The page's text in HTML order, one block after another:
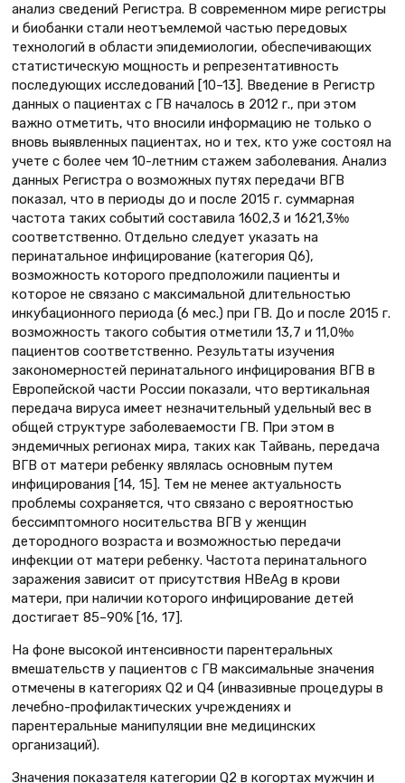
анализ сведений Регистра. В современном мире регистры
и биобанки стали неотъемлемой частью передовых
технологий в области эпидемиологии, обеспечивающих
статистическую мощность и репрезентативность
последующих исследований [10–13]. Введение в Регистр
данных о пациентах с ГВ началось в 2012 г., при этом
важно отметить, что вносили информацию не только о
вновь выявленных пациентах, но и тех, кто уже состоял на
учете с более чем 10-летним стажем заболевания. Анализ
данных Регистра о возможных путях передачи ВГВ
показал, что в периоды до и после 2015 г. суммарная
частота таких событий составила 1602,3 и 1621,3‰
соответственно. Отдельно следует указать на
перинатальное инфицирование (категория Q6),
возможность которого предположили пациенты и
которое не связано с максимальной длительностью
инкубационного периода (6 мес.) при ГВ. До и после 2015 г.
возможность такого события отметили 13,7 и 11,0‰
пациентов соответственно. Результаты изучения
закономерностей перинатального инфицирования ВГВ в
Европейской части России показали, что вертикальная
передача вируса имеет незначительный удельный вес в
общей структуре заболеваемости ГВ. При этом в
эндемичных регионах мира, таких как Тайвань, передача
ВГВ от матери ребенку являлась основным путем
инфицирования [14, 15]. Тем не менее актуальность
проблемы сохраняется, что связано с вероятностью
бессимптомного носительства ВГВ у женщин
детородного возраста и возможностью передачи
инфекции от матери ребенку. Частота перинатального
заражения зависит от присутствия HBeAg в крови
матери, при наличии которого инфицирование детей
достигает 85–90% [16, 17].
На фоне высокой интенсивности парентеральных
вмешательств у пациентов с ГВ максимальные значения
отмечены в категориях Q2 и Q4 (инвазивные процедуры в
лечебно-профилактических учреждениях и
парентеральные манипуляции вне медицинских
организаций).
Значения показателя категории Q2 в когортах мужчин и